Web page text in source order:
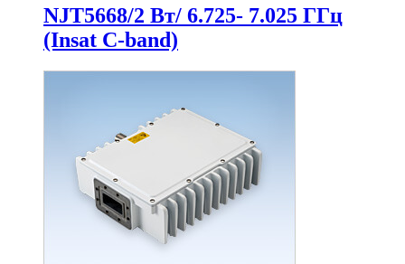
NJT5668/2 Вт/ 6.725- 7.025 ГГц
(Insat C-band)